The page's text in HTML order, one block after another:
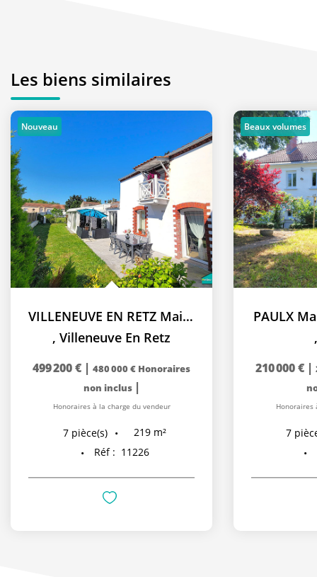
Les biens similaires
Nouveau
VILLENEUVE EN RETZ Maison 5 chambres
, Villeneuve En Retz
499 200 € | 480 000 € Honoraires
non inclus |
Honoraires à la charge du vendeur
7 pièce(s) 219 m²
Réf : 11226
Beaux volumes
PAULX
210 000 € |
Honoraires
7